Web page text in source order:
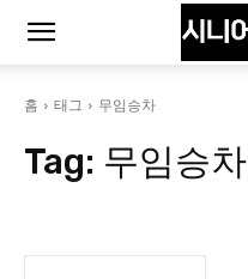
홈 태그 무임승차
Tag: 무임승차